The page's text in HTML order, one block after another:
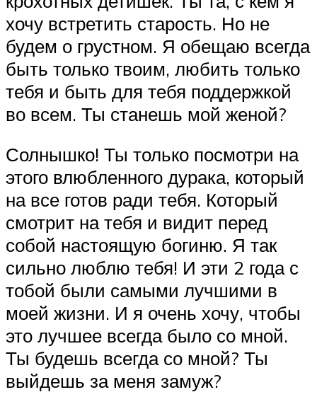
хочу встретить старость. Но не
будем о грустном. Я обещаю всегда
быть только твоим, любить только
тебя и быть для тебя поддержкой
во всем. Ты станешь мой женой?
Солнышко! Ты только посмотри на
этого влюбленного дурака, который
на все готов ради тебя. Который
смотрит на тебя и видит перед
собой настоящую богиню. Я так
сильно люблю тебя! И эти 2 года с
тобой были самыми лучшими в
моей жизни. И я очень хочу, чтобы
это лучшее всегда было со мной.
Ты будешь всегда со мной? Ты
выйдешь за меня замуж?